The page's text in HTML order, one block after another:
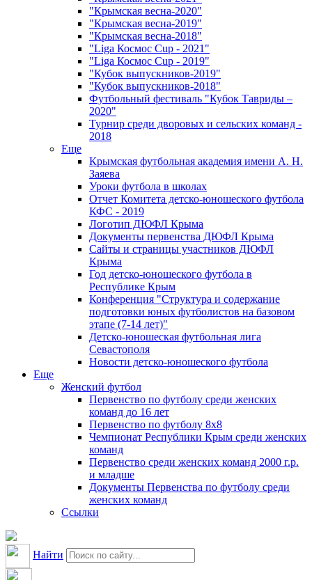
"Крымская весна-2020"
"Крымская весна-2019"
"Крымская весна-2018"
"Liga Космос Cup - 2021"
"Liga Космос Cup - 2019"
"Кубок выпускников-2019"
"Кубок выпускников-2018"
Футбольный фестиваль "Кубок Тавриды –
2020"
Турнир среди дворовых и сельских команд -
2018
Еще
Крымская футбольная академия имени А. Н.
Заяева
Уроки футбола в школах
Отчет Комитета детско-юношеского футбола
КФС - 2019
Логотип ДЮФЛ Крыма
Документы первенства ДЮФЛ Крыма
Сайты и страницы участников ДЮФЛ
Крыма
Год детско-юношеского футбола в
Республике Крым
Конференция "Структура и содержание
подготовки юных футболистов на базовом
этапе (7-14 лет)"
Детско-юношеская футбольная лига
Севастополя
Новости детско-юношеского футбола
Еще
Женский футбол
Первенство по футболу среди женских
команд до 16 лет
Первенство по футболу 8х8
Чемпионат Республики Крым среди женских
команд
Первенство среди женских команд 2000 г.р.
и младше
Документы Первенства по футболу среди
женских команд
Ссылки
Найти